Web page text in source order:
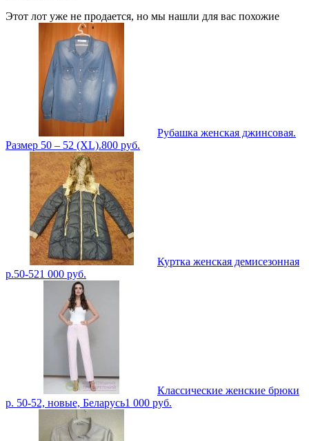
Этот лот уже не продается, но мы нашли для вас похожие
Рубашка женская джинсовая.
Размер 50 – 52 (XL).800 руб.
Куртка женская демисезонная
р.50-521 000 руб.
Классические женские брюки
р. 50-52, новые, Беларусь1 000 руб.